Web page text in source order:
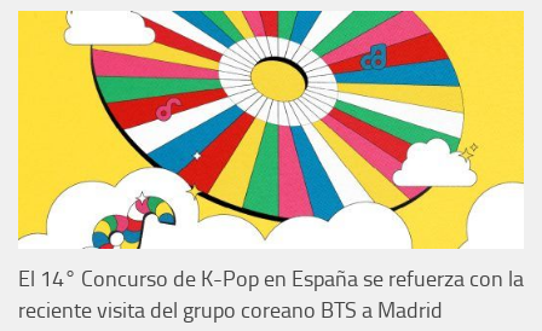
El 14° Concurso de K-Pop en España se refuerza con la
reciente visita del grupo coreano BTS a Madrid